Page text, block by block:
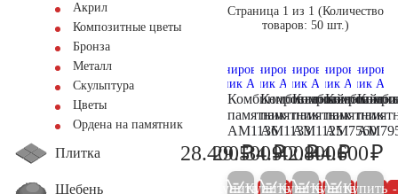
Акрил
Композитные цветы
Бронза
Металл
Скульптура
Цветы
Ордена на памятник
Плитка
Щебень
Страница 1 из 1 (Количество
товаров: 50 шт.)
Комбинированный
памятник
AM1136
29.900
28.400₽
Купить 5%
Комбинированный
памятник
AM1133
31.100
29.500₽
Купить 5%
памятник
AM1125
36.700
34.900₽
Купить 5%
памятник
AM7560
45.000
42.800₽
Купить 5%
44.600₽
Купить